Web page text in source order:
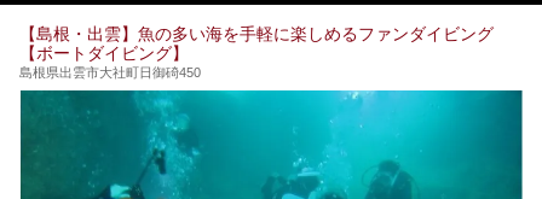
今回はそんな今話題のサウナが楽しめる、島根県内にあるオ
ススメ温泉・銭湯・スパを10件まとめてご紹介します。
【島根・出雲】魚の多い海を手軽に楽しめるファンダイビング
【ボートダイビング】
島根県出雲市大社町日御碕450